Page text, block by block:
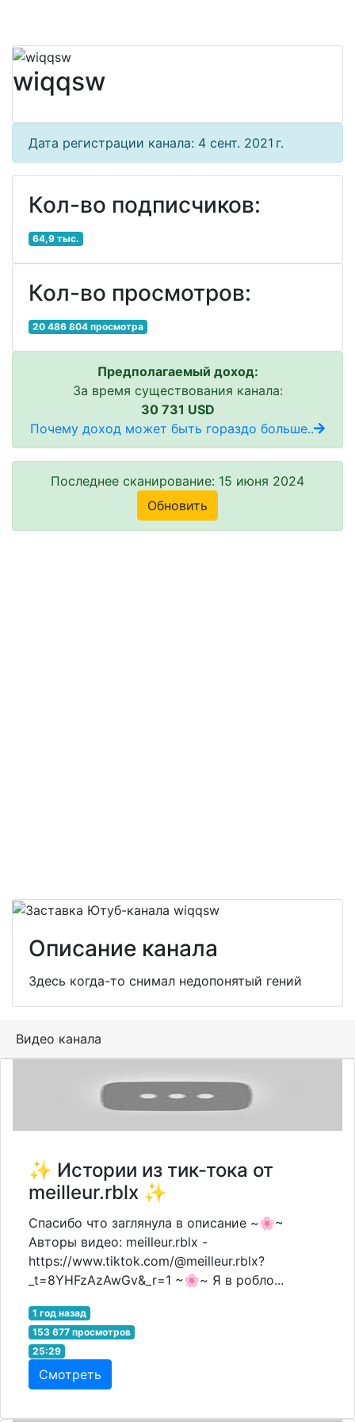
wiqqsw
Дата регистрации канала: 4 сент. 2021 г.
Кол-во подписчиков:
64,9 тыс.
Кол-во просмотров:
20 486 804 просмотра
Предполагаемый доход:
За время существования канала:
30 731 USD
Почему доход может быть гораздо больше..
Последнее сканирование: 15 июня 2024
Обновить
Описание канала
Здесь когда-то снимал недопонятый гений
Видео канала
✨ Истории из тик-тока от
meilleur.rblx ✨
Спасибо что заглянула в описание ~🌸~
Авторы видео: meilleur.rblx -
https://www.tiktok.com/@meilleur.rblx?
_t=8YHFzAzAwGv&_r=1 ~🌸~ Я в робло...
1 год назад
153 677 просмотров
25:29
Смотреть